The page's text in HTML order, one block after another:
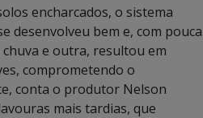
encharcados, o sistema
desenvolveu bem e, com pouca
e outra, resultou em
comprometendo o
conta o produtor Nelson
mais tardias, que